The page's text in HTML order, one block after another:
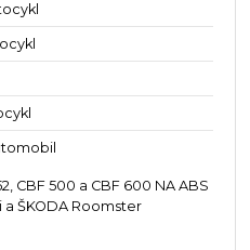
CBF 500 a CBF 600 NA ABS
a ŠKODA Roomster